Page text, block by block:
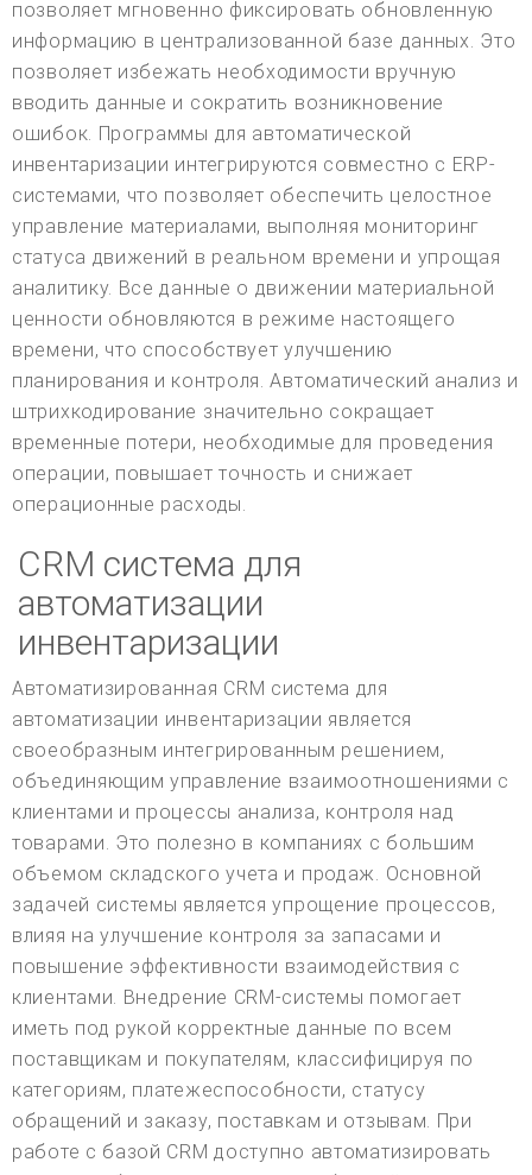
позволяет мгновенно фиксировать обновленную
информацию в централизованной базе данных. Это
позволяет избежать необходимости вручную
вводить данные и сократить возникновение
ошибок. Программы для автоматической
инвентаризации интегрируются совместно с ERP-
системами, что позволяет обеспечить целостное
управление материалами, выполняя мониторинг
статуса движений в реальном времени и упрощая
аналитику. Все данные о движении материальной
ценности обновляются в режиме настоящего
времени, что способствует улучшению
планирования и контроля. Автоматический анализ и
штрихкодирование значительно сокращает
временные потери, необходимые для проведения
операции, повышает точность и снижает
операционные расходы.
CRM система для
автоматизации
инвентаризации
Автоматизированная CRM система для
автоматизации инвентаризации является
своеобразным интегрированным решением,
объединяющим управление взаимоотношениями с
клиентами и процессы анализа, контроля над
товарами. Это полезно в компаниях с большим
объемом складского учета и продаж. Основной
задачей системы является упрощение процессов,
влияя на улучшение контроля за запасами и
повышение эффективности взаимодействия с
клиентами. Внедрение CRM-системы помогает
иметь под рукой корректные данные по всем
поставщикам и покупателям, классифицируя по
категориям, платежеспособности, статусу
обращений и заказу, поставкам и отзывам. При
работе с базой CRM доступно автоматизировать